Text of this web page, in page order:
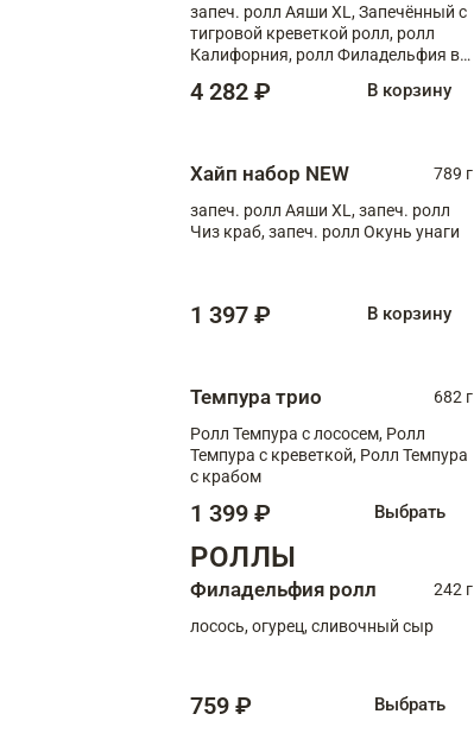
запеч. ролл Аяши XL, Запечённый с
тигровой креветкой ролл, ролл
Калифорния, ролл Филадельфия в
запеч. ролл Моцарелломания, ролл
4 282 ₽ В корзину
Хайп набор NEW
789 г
запеч. ролл Аяши XL, запеч. ролл
Чиз краб, запеч. ролл Окунь унаги
1 397 ₽ В корзину
Темпура трио
682 г
Ролл Темпура с лососем, Ролл
Темпура с креветкой, Ролл Темпура
с крабом
1 399 ₽ Выбрать
РОЛЛЫ
Филадельфия ролл
242 г
лосось, огурец, сливочный сыр
759 ₽ Выбрать